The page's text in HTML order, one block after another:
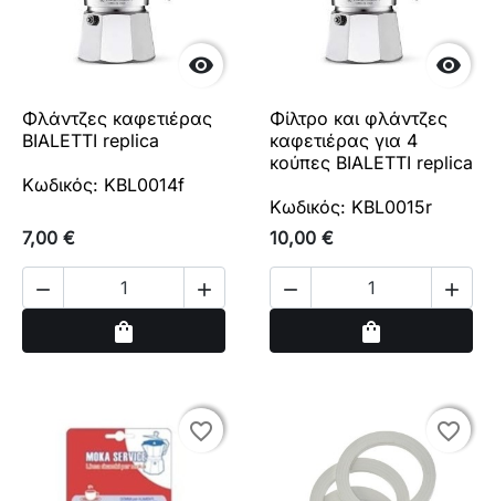

Φλάντζες καφετιέρας
BIALETTI replica
Κωδικός: KBL0014f
7,00 €
 
shopping_bag

Φίλτρο και φλάντζες
καφετιέρας για 4
κούπες BIALETTI replica
Κωδικός: KBL0015r
10,00 €
 
shopping_bag
favorite_border
favorite_border favorite_border
favorite_border